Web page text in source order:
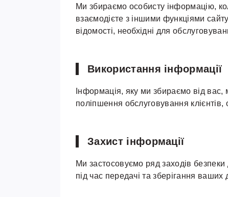
Ми збираємо особисту інформацію,
взаємодієте з іншими функціями
відомості, необхідні для
Використання інформації
Інформація, яку ми збираємо від
поліпшення обслуговування
Захист інформації
Ми застосовуємо ряд заходів
під час передачі та зберігання ваших